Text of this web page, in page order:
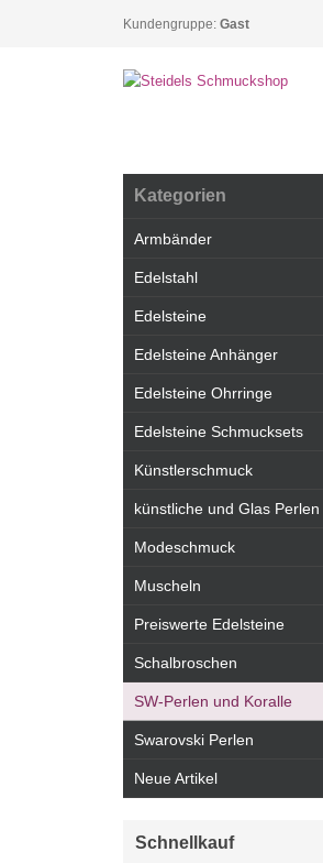
Kundengruppe: Gast
Kategorien
Armbänder
Edelstahl
Edelsteine
Edelsteine Anhänger
Edelsteine Ohrringe
Edelsteine Schmucksets
Künstlerschmuck
künstliche und Glas Perlen
Modeschmuck
Muscheln
Preiswerte Edelsteine
Schalbroschen
SW-Perlen und Koralle
Swarovski Perlen
Neue Artikel
Schnellkauf